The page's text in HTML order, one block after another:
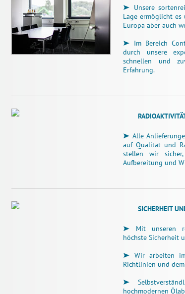
Unsere
Lage ermöglicht
Europa aber auch
Im Bereich
durch unsere
schnellen und
Erfahrung.
Alle
auf Qualität und
stellen wir
Aufbereitung und
SICHERHEIT
Mit unseren
höchste Sicherheit
Wir arbeiten
Richtlinien und
hochmodernen